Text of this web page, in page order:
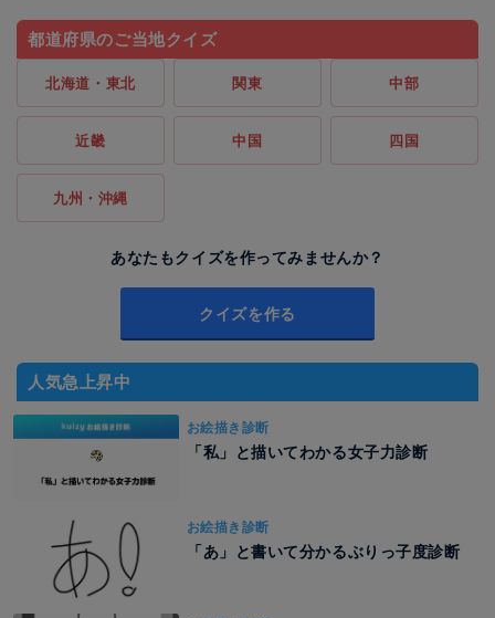
都道府県のご当地クイズ
北海道・東北 関東 中部
近畿 中国 四国
九州・沖縄
あなたもクイズを作ってみませんか？
クイズを作る
人気急上昇中
お絵描き診断
「私」と描いてわかる女子力診断
お絵描き診断
「あ」と書いて分かるぶりっ子度診断